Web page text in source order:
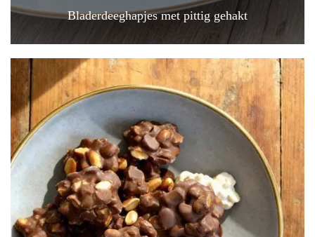
Bladerdeeghapjes met pittig gehakt